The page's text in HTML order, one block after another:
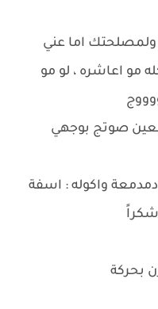
ولمصلحتك اما عني
مو اعاشره ، لو مو
صوتج بوجهي
واكوله : اسفة
شكراً
بحركة